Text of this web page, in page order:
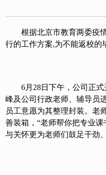
根据北京市教育两委疫
行的工作方案,为不能返校的
6月28日下午，公司正
峰及公司行政老师、辅导员
员工意愿为其整理封装。老
善装箱，“老师帮你把专业
与关怀更为老师们鼓足干劲